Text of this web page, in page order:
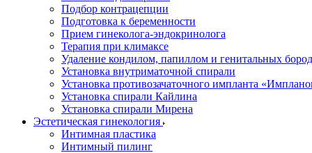
Подбор контрацепции
Подготовка к беременности
Прием гинеколога-эндокринолога
Терапия при климаксе
Удаление кондилом, папиллом и генитальных
Установка внутриматочной спирали
Установка противозачаточного импланта
Установка спирали Кайлина
Установка спирали Мирена
Эстетическая гинекология
Интимная пластика
Интимный пилинг